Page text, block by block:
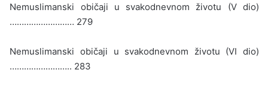
Nemuslimanski običaji u svakodnevnom životu (V dio)
……………………… 279
Nemuslimanski običaji u svakodnevnom životu (VI dio)
…………………….. 283